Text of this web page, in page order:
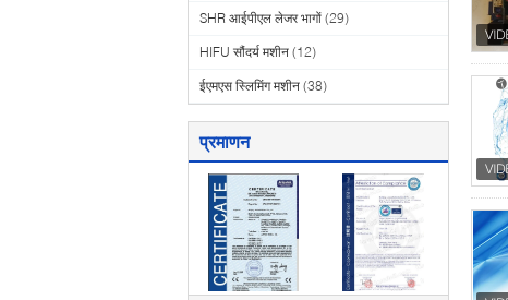
SHR आईपीएल लेजर भागों (29)
HIFU सौंदर्य मशीन (12)
ईएमएस स्लिमिंग मशीन (38)
प्रमाणन